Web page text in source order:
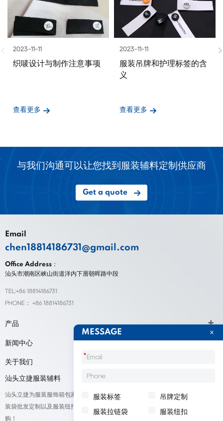
2023-11-11
织唛设计与制作注意事项
查看更多
2023-11-11
服装吊牌和护理标签的含
义
查看更多
与我们沟通可以让您找到服装辅料定制供应商
Get a quote
Email
chen18814186731@gmail.com
Office Address：
汕头市潮南区峡山街道洋内下厝朝晖路中段
TEL:+86 18814186731
PHONE： +86 18814186731
产品
新闻中心
关于我们
汕头立捷服装辅料
汕头立捷为服装服饰箱包家纺鞋帽标签等产品厂家提供标签定制、吊牌定做、包
装袋批发定制以及服装纽扣低价批量出售；我们承接来自全球的订单，欢迎采
购！
MESSAGE
*
服装标签 吊牌定制
服装拉链袋 服装纽扣